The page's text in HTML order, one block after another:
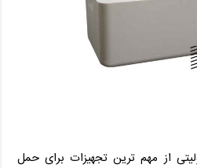
از مهم‌ ترین تجهیزات برای حمل